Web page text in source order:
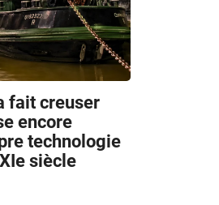
fait creuser
encore
technologie
siècle